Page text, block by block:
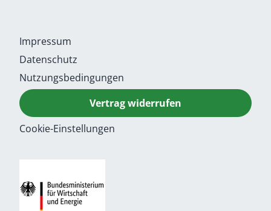
Impressum
Datenschutz
Nutzungsbedingungen
Vertrag widerrufen
Cookie-Einstellungen